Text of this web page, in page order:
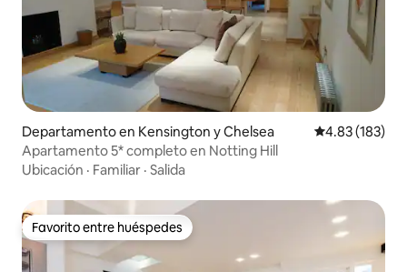
Departamento en Kensington y Chelsea Calificación
4.83 (183)
Apartamento 5* completo en Notting Hill
Ubicación · Familiar · Salida
Favorito entre huéspedes
Favorito entre huéspedes